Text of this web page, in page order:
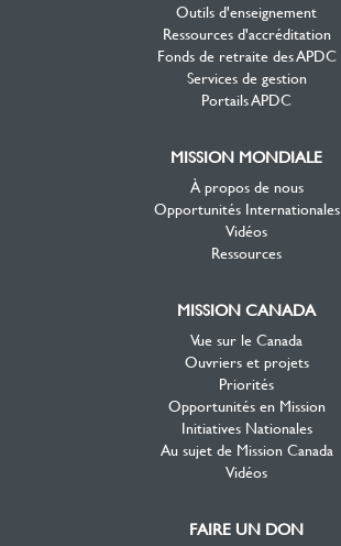
Outils d'enseignement
Ressources d'accréditation
Fonds de retraite des APDC
Services de gestion
Portails APDC
MISSION MONDIALE
À propos de nous
Opportunités Internationales
Vidéos
Ressources
MISSION CANADA
Vue sur le Canada
Ouvriers et projets
Priorités
Opportunités en Mission
Initiatives Nationales
Au sujet de Mission Canada
Vidéos
FAIRE UN DON